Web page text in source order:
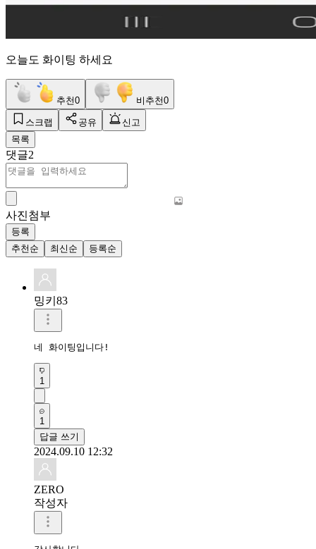
오늘도 화이팅 하세요
추천0 비추천0
스크랩 공유
신고
목록
댓글2
사진첨부
등록
추천순
최신순 등록순
밍키83
네 화이팅입니다!
1
1
답글 쓰기
2024.09.10 12:32
ZERO
작성자